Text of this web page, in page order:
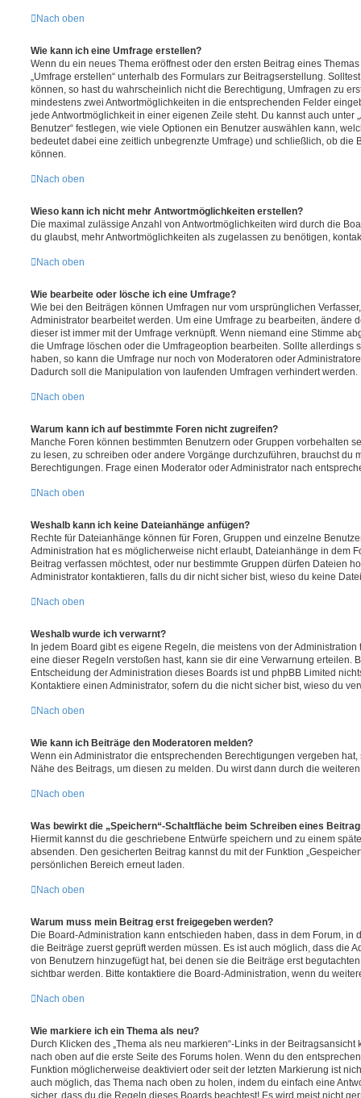
Nach oben
Wie kann ich eine Umfrage erstellen?
Wenn du ein neues Thema eröffnest oder den ersten Beitrag eines
„Umfrage erstellen“ unterhalb des Formulars zur Beitragserstellung.
können, so hast du wahrscheinlich nicht die Berechtigung, Umfragen zu
mindestens zwei Antwortmöglichkeiten in die entsprechenden Felder
jede Antwortmöglichkeit in einer eigenen Zeile steht. Du kannst auch unter
Benutzer“ festlegen, wie viele Optionen ein Benutzer auswählen kann,
bedeutet dabei eine zeitlich unbegrenzte Umfrage) und schließlich, ob die
können.
Nach oben
Wieso kann ich nicht mehr Antwortmöglichkeiten erstellen?
Die maximal zulässige Anzahl von Antwortmöglichkeiten wird durch die
du glaubst, mehr Antwortmöglichkeiten als zugelassen zu benötigen,
Nach oben
Wie bearbeite oder lösche ich eine Umfrage?
Wie bei den Beiträgen können Umfragen nur vom ursprünglichen
Administrator bearbeitet werden. Um eine Umfrage zu bearbeiten, ändere
dieser ist immer mit der Umfrage verknüpft. Wenn niemand eine Stimme
die Umfrage löschen oder die Umfrageoption bearbeiten. Sollte allerdings
haben, so kann die Umfrage nur noch von Moderatoren oder
Dadurch soll die Manipulation von laufenden Umfragen verhindert werden.
Nach oben
Warum kann ich auf bestimmte Foren nicht zugreifen?
Manche Foren können bestimmten Benutzern oder Gruppen vorbehalten
zu lesen, zu schreiben oder andere Vorgänge durchzuführen, brauchst du
Berechtigungen. Frage einen Moderator oder Administrator nach
Nach oben
Weshalb kann ich keine Dateianhänge anfügen?
Rechte für Dateianhänge können für Foren, Gruppen und einzelne
Administration hat es möglicherweise nicht erlaubt, Dateianhänge in dem
Beitrag verfassen möchtest, oder nur bestimmte Gruppen dürfen Dateien
Administrator kontaktieren, falls du dir nicht sicher bist, wieso du keine
Nach oben
Weshalb wurde ich verwarnt?
In jedem Board gibt es eigene Regeln, die meistens von der
eine dieser Regeln verstoßen hast, kann sie dir eine Verwarnung erteilen.
Entscheidung der Administration dieses Boards ist und phpBB Limited
Kontaktiere einen Administrator, sofern du die nicht sicher bist, wieso du
Nach oben
Wie kann ich Beiträge den Moderatoren melden?
Wenn ein Administrator die entsprechenden Berechtigungen vergeben
Nähe des Beitrags, um diesen zu melden. Du wirst dann durch die
Nach oben
Was bewirkt die „Speichern“-Schaltfläche beim Schreiben eines
Hiermit kannst du die geschriebene Entwürfe speichern und zu einem
absenden. Den gesicherten Beitrag kannst du mit der Funktion
persönlichen Bereich erneut laden.
Nach oben
Warum muss mein Beitrag erst freigegeben werden?
Die Board-Administration kann entschieden haben, dass in dem Forum, in
die Beiträge zuerst geprüft werden müssen. Es ist auch möglich, dass die
von Benutzern hinzugefügt hat, bei denen sie die Beiträge erst
sichtbar werden. Bitte kontaktiere die Board-Administration, wenn du
Nach oben
Wie markiere ich ein Thema als neu?
Durch Klicken des „Thema als neu markieren“-Links in der
nach oben auf die erste Seite des Forums holen. Wenn du den
Funktion möglicherweise deaktiviert oder seit der letzten Markierung ist
auch möglich, das Thema nach oben zu holen, indem du einfach eine
sicher, dass du die Regeln dieses Boards beachtest! Es wird meist nicht